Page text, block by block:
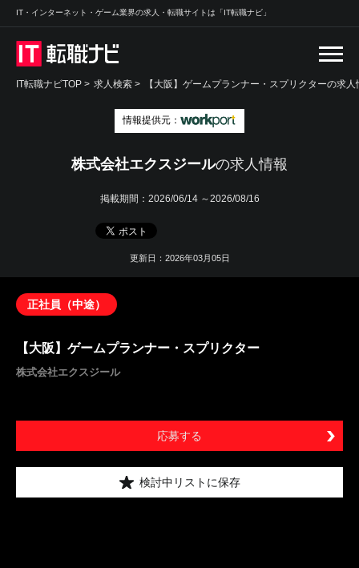
IT・インターネット・ゲーム業界の求人・転職サイトは「IT転職ナビ」
IT転職ナビTOP > 求人検索 > 【大阪】ゲームプランナー・スプリクターの求人
情報提供元：
株式会社エクスジールの求人情報
掲載期間： 2026/06/14 ～2026/08/16
更新日：2026年03月05日
正社員（中途）
【大阪】ゲームプランナー・スプリクター
株式会社エクスジール
応募する
検討中リストに保存